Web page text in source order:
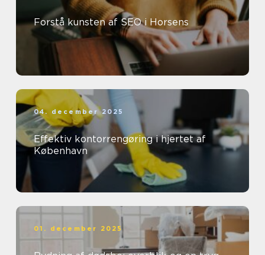
Forstå kunsten af SEO i Horsens
04. december 2025
Effektiv kontorrengøring i hjertet af
København
01. december 2025